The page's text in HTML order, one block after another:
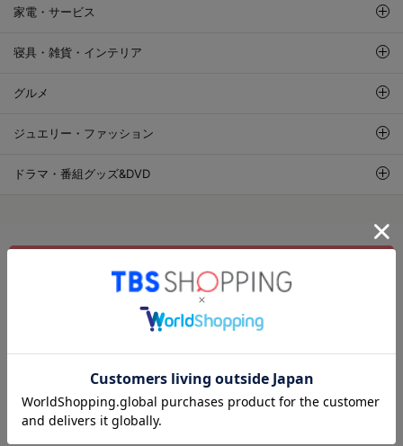
家電・サービス
寝具・雑貨・インテリア
グルメ
ジュエリー・ファッション
ドラマ・番組グッズ&DVD
新規会員・メルマガ登録
ログイン
お気に入りリスト
お知らせ